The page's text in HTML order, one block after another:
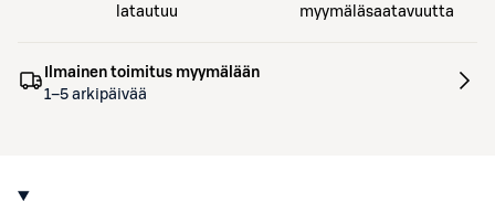
latautuu
myymäläsaatavuutta
Ilmainen toimitus myymälään
1–5 arkipäivää